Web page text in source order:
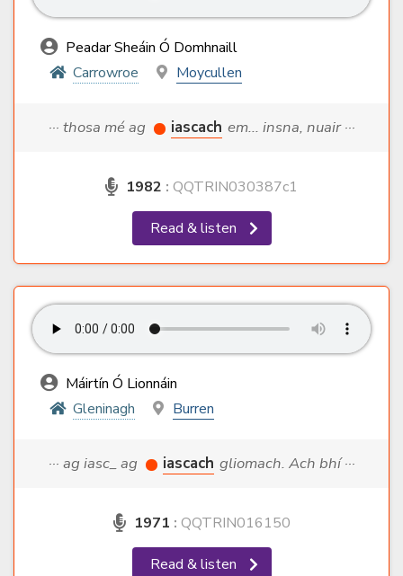
Peadar Sheáin Ó Domhnaill
Carrowroe
Moycullen
··· thosa mé ag iascach em... insna, nuair ···
1982 : QQTRIN030387c1
Read & listen
Máirtín Ó Lionnáin
Gleninagh
Burren
··· ag iasc_ ag iascach gliomach. Ach bhí ···
1971 : QQTRIN016150
Read & listen